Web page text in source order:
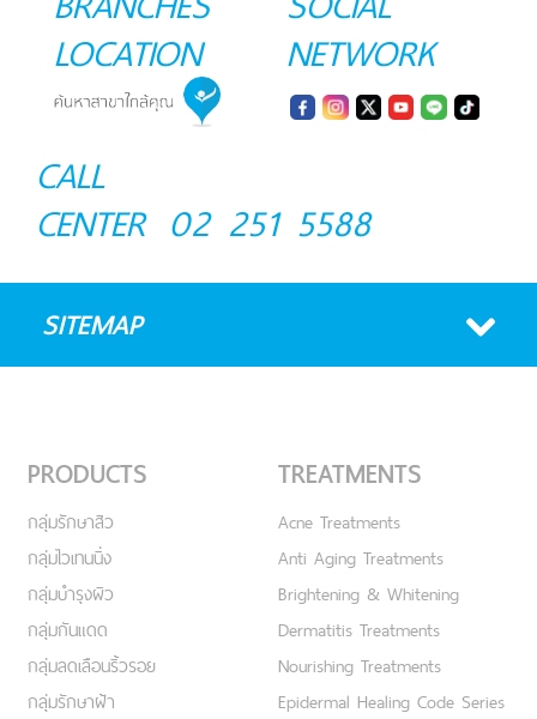
LOCATION
NETWORK
CALL
CENTER 02 251 5588
SITEMAP
PRODUCTS
กลุ่มรักษาสิว
กลุ่มไวเทนนิ่ง
กลุ่มบำรุงผิว
กลุ่มกันแดด
กลุ่มลดเลือนริ้วรอย
กลุ่มรักษาฝ้า
TREATMENTS
Acne Treatments
Anti Aging Treatments
Brightening & Whitening
Dermatitis Treatments
Nourishing Treatments
Epidermal Healing Code Series